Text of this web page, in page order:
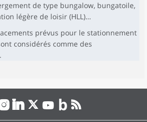
de type bungalow, bungatoile,
légère de loisir (HLL)…
prévus pour le stationnement
considérés comme des